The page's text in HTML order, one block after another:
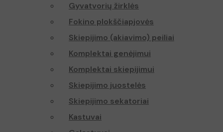
Gyvatvorių žirklės
Fokino plokščiapjovės
Skiepijimo (akiavimo) peiliai
Komplektai genėjimui
Komplektai skiepijimui
Skiepijimo juostelės
Skiepijimo sekatoriai
Kastuvai